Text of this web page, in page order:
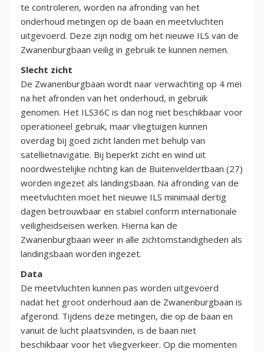
te controleren, worden na afronding van het
onderhoud metingen op de baan en meetvluchten
uitgevoerd. Deze zijn nodig om het nieuwe ILS van de
Zwanenburgbaan veilig in gebruik te kunnen nemen.
Slecht zicht
De Zwanenburgbaan wordt naar verwachting op 4 mei
na het afronden van het onderhoud, in gebruik
genomen. Het ILS36C is dan nog niet beschikbaar voor
operationeel gebruik, maar vliegtuigen kunnen
overdag bij goed zicht landen met behulp van
satellietnavigatie. Bij beperkt zicht en wind uit
noordwestelijke richting kan de Buitenveldertbaan (27)
worden ingezet als landingsbaan. Na afronding van de
meetvluchten moet het nieuwe ILS minimaal dertig
dagen betrouwbaar en stabiel conform internationale
veiligheidseisen werken. Hierna kan de
Zwanenburgbaan weer in alle zichtomstandigheden als
landingsbaan worden ingezet.
Data
De meetvluchten kunnen pas worden uitgevoerd
nadat het groot onderhoud aan de Zwanenburgbaan is
afgerond. Tijdens deze metingen, die op de baan en
vanuit de lucht plaatsvinden, is de baan niet
beschikbaar voor het vliegverkeer. Op die momenten